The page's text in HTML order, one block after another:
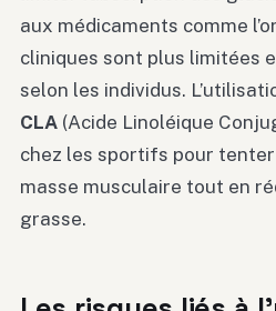
aux médicaments comme
cliniques sont plus limitées
selon les individus.
CLA (Acide Linoléique
chez les sportifs pour
masse musculaire tout en
grasse.